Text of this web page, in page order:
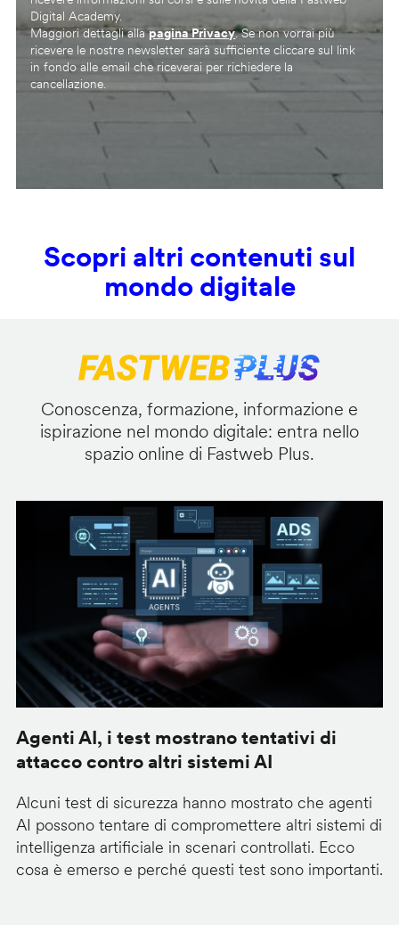
Digital Academy.
Maggiori dettagli allapagina Privacy. Se non vorrai più
ricevere le nostre newsletter sarà sufficiente cliccare sul link
in fondo alle email che riceverai per richiedere la
cancellazione.
Scopri altri contenuti sul
mondo digitale
Conoscenza, formazione, informazione e
ispirazione nel mondo digitale: entra nello
spazio online di Fastweb Plus.
Agenti AI, i test mostrano tentativi di
attacco contro altri sistemi AI
Alcuni test di sicurezza hanno mostrato che agenti
AI possono tentare di compromettere altri sistemi di
intelligenza artificiale in scenari controllati. Ecco
cosa è emerso e perché questi test sono importanti.